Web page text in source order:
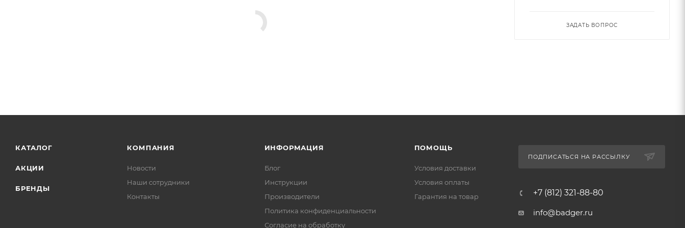
ЗАДАТЬ ВОПРОС
КАТАЛОГ
АКЦИИ
БРЕНДЫ
КОМПАНИЯ
Новости
Наши сотрудники
Контакты
ИНФОРМАЦИЯ
Блог
Инструкции
Производители
Политика конфиденциальности
Согласие на обработку
ПОМОЩЬ
Условия доставки
Условия оплаты
Гарантия на товар
ПОДПИСАТЬСЯ НА РАССЫЛКУ
+7 (812) 321-88-80
info@badger.ru